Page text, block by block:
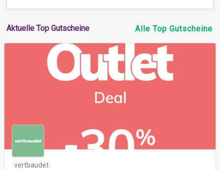
Aktuelle Top Gutscheine Alle Top Gutscheine
vertbaudet